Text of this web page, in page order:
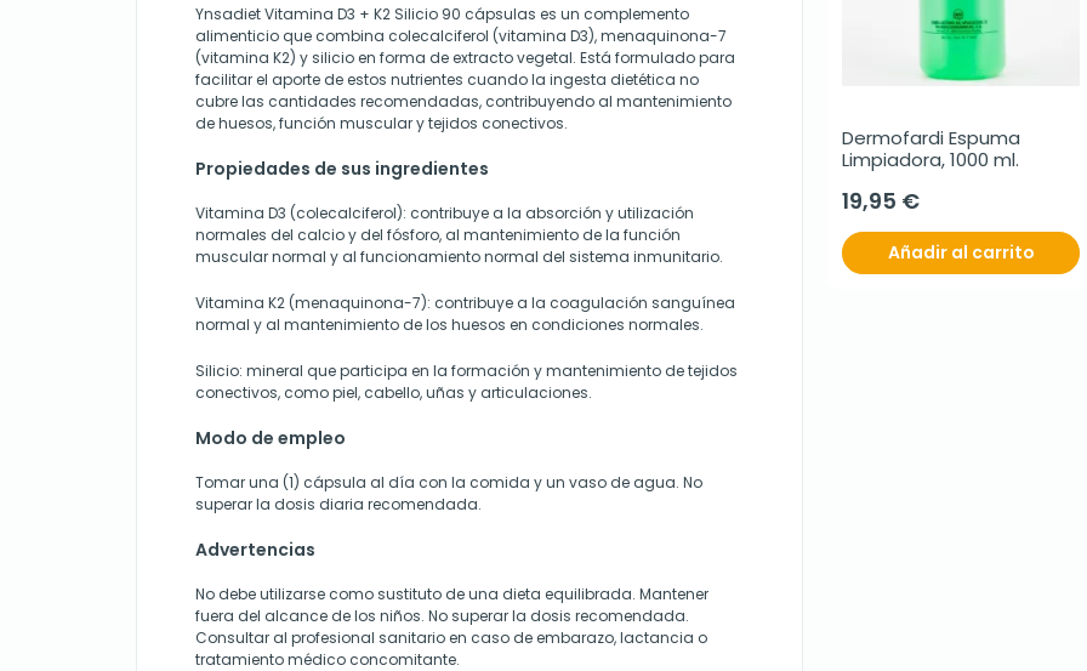
Ynsadiet Vitamina D3 + K2 Silicio 90 cápsulas es un complemento
alimenticio que combina colecalciferol (vitamina D3), menaquinona-7
(vitamina K2) y silicio en forma de extracto vegetal. Está formulado para
facilitar el aporte de estos nutrientes cuando la ingesta dietética no
cubre las cantidades recomendadas, contribuyendo al mantenimiento
de huesos, función muscular y tejidos conectivos.
Propiedades de sus ingredientes
Vitamina D3 (colecalciferol): contribuye a la absorción y utilización
normales del calcio y del fósforo, al mantenimiento de la función
muscular normal y al funcionamiento normal del sistema inmunitario.
Vitamina K2 (menaquinona-7): contribuye a la coagulación sanguínea
normal y al mantenimiento de los huesos en condiciones normales.
Silicio: mineral que participa en la formación y mantenimiento de tejidos
conectivos, como piel, cabello, uñas y articulaciones.
Modo de empleo
Tomar una (1) cápsula al día con la comida y un vaso de agua. No
superar la dosis diaria recomendada.
Advertencias
No debe utilizarse como sustituto de una dieta equilibrada. Mantener
fuera del alcance de los niños. No superar la dosis recomendada.
Consultar al profesional sanitario en caso de embarazo, lactancia o
tratamiento médico concomitante.
Dermofardi Espuma
Limpiadora, 1000 ml.
19,95 €
Añadir al carrito